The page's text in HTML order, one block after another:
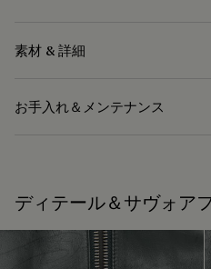
素材 & 詳細
ライニング：ポリエステル 100%
ポケットバッグ：ポリエステル
カーフスキンのジップ引き手
ラムスキンのロゴタグ
お手入れ＆メンテナンス
皮革専門のドライクリーニング
ディテール＆サヴォア